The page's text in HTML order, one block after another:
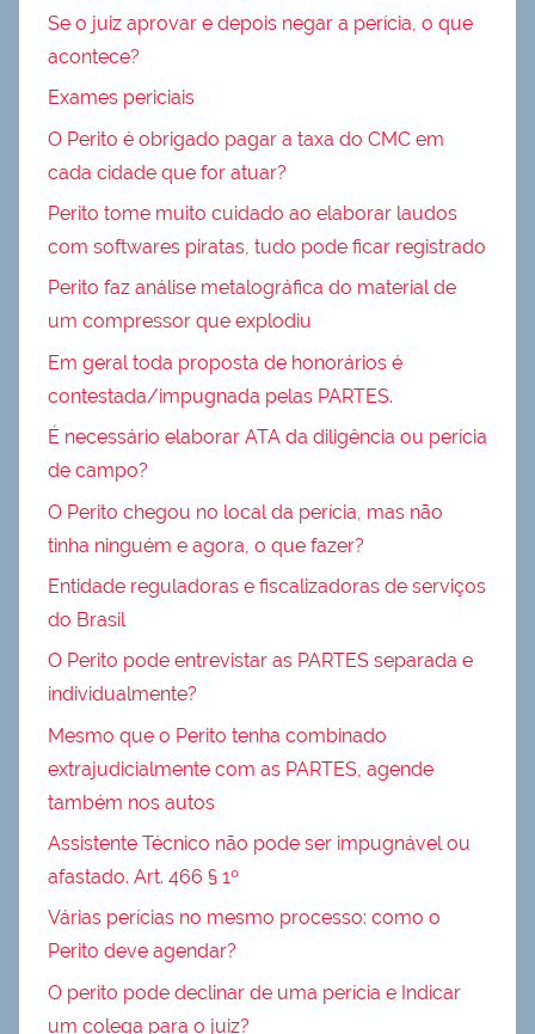
Se o juiz aprovar e depois negar a perícia, o que
acontece?
Exames periciais
O Perito é obrigado pagar a taxa do CMC em
cada cidade que for atuar?
Perito tome muito cuidado ao elaborar laudos
com softwares piratas, tudo pode ficar registrado
Perito faz análise metalográfica do material de
um compressor que explodiu
Em geral toda proposta de honorários é
contestada/impugnada pelas PARTES.
É necessário elaborar ATA da diligência ou perícia
de campo?
O Perito chegou no local da perícia, mas não
tinha ninguém e agora, o que fazer?
Entidade reguladoras e fiscalizadoras de serviços
do Brasil
O Perito pode entrevistar as PARTES separada e
individualmente?
Mesmo que o Perito tenha combinado
extrajudicialmente com as PARTES, agende
também nos autos
Assistente Técnico não pode ser impugnável ou
afastado. Art. 466 § 1º
Várias perícias no mesmo processo: como o
Perito deve agendar?
O perito pode declinar de uma perícia e Indicar
um colega para o juiz?